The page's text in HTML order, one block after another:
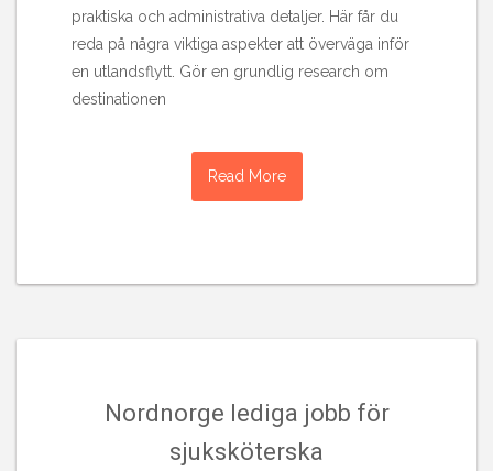
praktiska och administrativa detaljer. Här får du
reda på några viktiga aspekter att överväga inför
en utlandsflytt. Gör en grundlig research om
destinationen
Read More
Nordnorge lediga jobb för
sjuksköterska